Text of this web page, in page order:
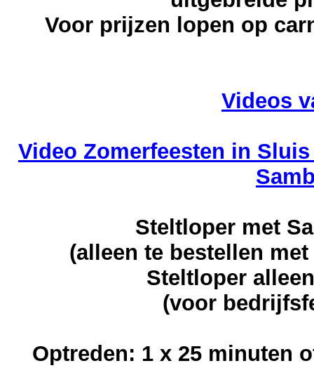
Voor prijzen lopen op
Videos
Video Zomerfeesten in
Steltloper met
(alleen te bestellen
Steltloper
(voor
Optreden: 1 x 25 minuten